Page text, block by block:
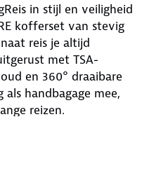
in stijl en veiligheid
kofferset van stevig
reis je altijd
met TSA-
en 360° draaibare
handbagage mee,
reizen.